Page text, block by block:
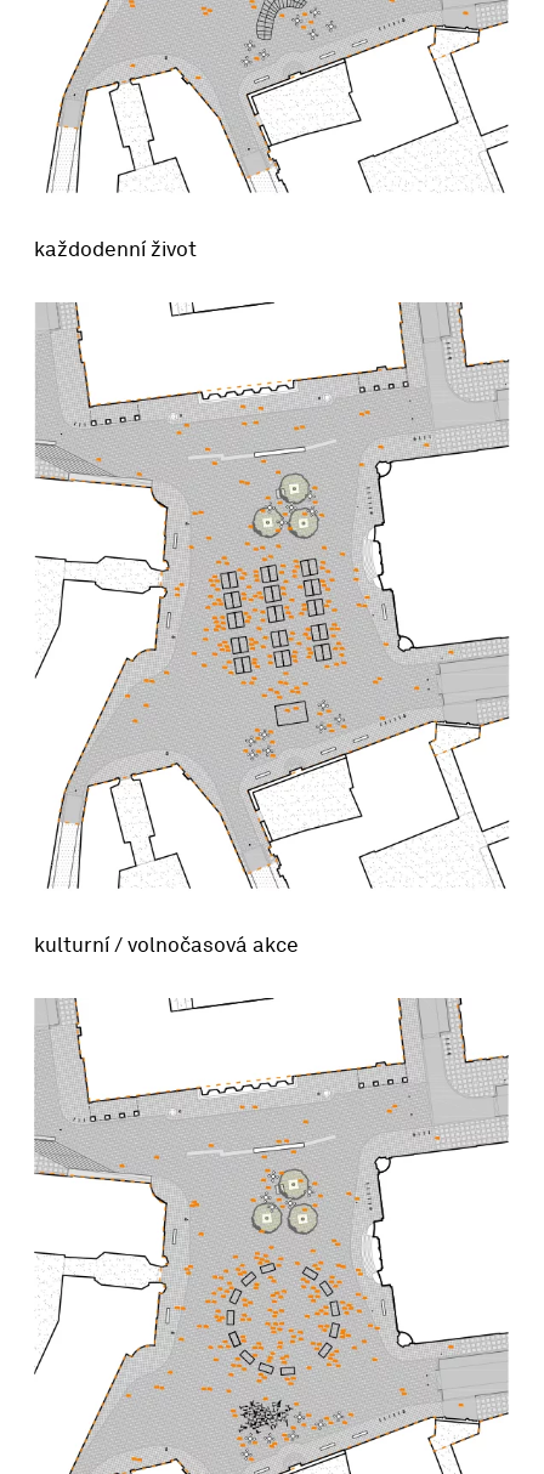
každodenní život
kulturní / volnočasová akce